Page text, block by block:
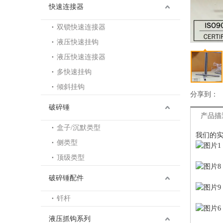
快速连接器
双锁快速连接器
液压快速挂钩
液压快速连接器
多快速挂钩
倾斜挂钩
破碎锤
盒子/沉默类型
侧类型
顶级类型
破碎锤配件
钎杆
液压抓钩系列
分享到：
产品描
我们的